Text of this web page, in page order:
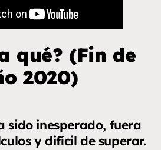
qué? (Fin de
2020)
sido inesperado, fuera
y difícil de superar.